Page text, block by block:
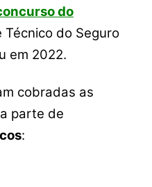
do
do Seguro
em 2022.
cobradas as
parte de
: